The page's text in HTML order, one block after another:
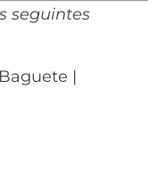
seguintes
Baguete |